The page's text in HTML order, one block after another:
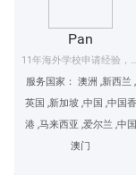
支持教学与研究活
国内及国际电子通讯。
住宿
澳大利亚拉筹伯被
多种优良的住宿选
拉，本迪戈，奥尔
Pan
11年海外学校申请经验，名校申请经验丰...
服务国家： 澳洲 ,新西兰 ,
英国 ,新加坡 ,中国 ,中国香
港 ,马来西亚 ,爱尔兰 ,中国
澳门